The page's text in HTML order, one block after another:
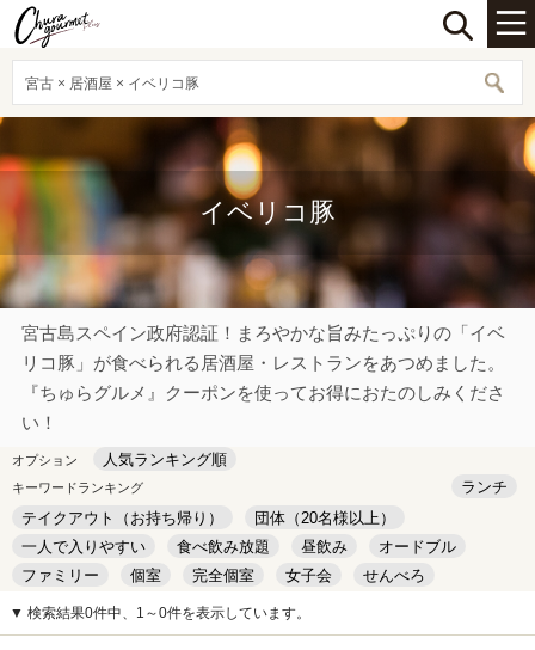
宮古 × 居酒屋 × イベリコ豚
イベリコ豚
宮古島スペイン政府認証！まろやかな旨みたっぷりの「イベ
リコ豚」が食べられる居酒屋・レストランをあつめました。
『ちゅらグルメ』クーポンを使ってお得におたのしみくださ
い！
オプション 人気ランキング順
キーワードランキング
ランチ
テイクアウト（お持ち帰り）
団体（20名様以上）
一人で入りやすい
食べ飲み放題 昼飲み
オードブル
ファミリー
個室 完全個室 女子会
せんべろ
キッズルーム
安い デート
▼ 検索結果0件中、1～0件を表示しています。